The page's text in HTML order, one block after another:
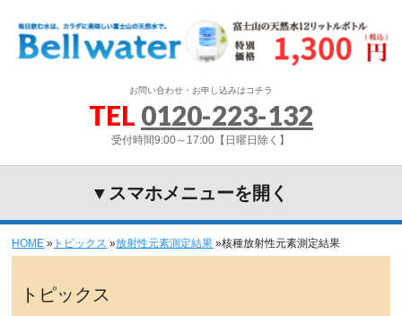
お問い合わせ・お申し込みはコチラ
TEL 0120-223-132
受付時間9:00～17:00【日曜日除く】
▼スマホメニューを開く
HOME » トピックス »放射性元素測定結果 »核種放射性元素測定結果
トピックス